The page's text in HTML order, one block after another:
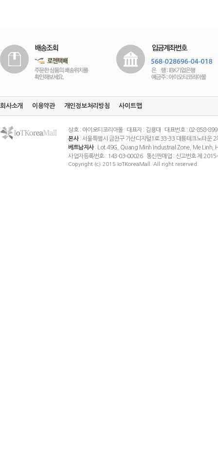
회사소개 이용약관 개인정보처리방침 사이트맵
상호 : 아이오티코리아몰 대표자 : 김용대 대표번호 : 02-858-
본사: 서울특별시 금천구 가산디지털1로 33-33 대륭테크노타운
베트남지사: Lot 49G, Quang Minh Industrial Zone, Me Linh,
사업자등록번호 : 143-03-00026 통신판매업 : 신고번호 제
Copyright (c) 2015 IoTKoreaMall. All right reserved.